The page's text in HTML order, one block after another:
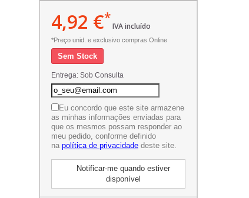
4,92 €*
IVA incluído
*Preço unid. e exclusivo compras Online
Sem Stock
Entrega: Sob Consulta
Eu concordo que este site armazene
as minhas informações enviadas para
que os mesmos possam responder ao
meu pedido, conforme definido
na política de privacidadedeste site.
Notificar-me quando estiver
disponível